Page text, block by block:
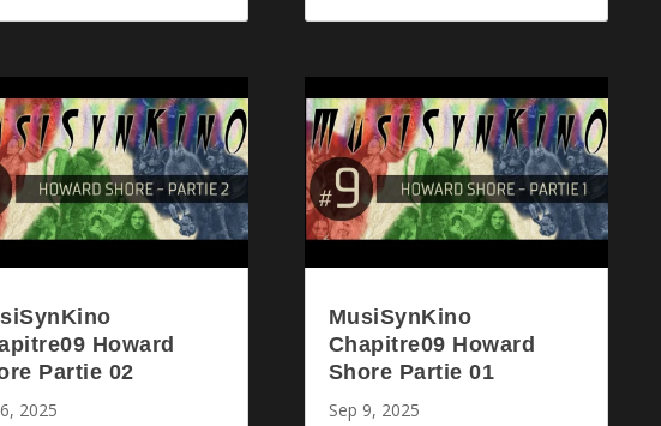
Howard
Partie 02
2025
MusiSynKino
Chapitre09 Howard
Shore Partie 01
Sep 9, 2025